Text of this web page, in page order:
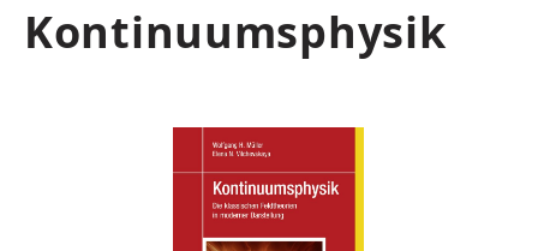
Kontinuumsphysik
Bildergalerie überspringen